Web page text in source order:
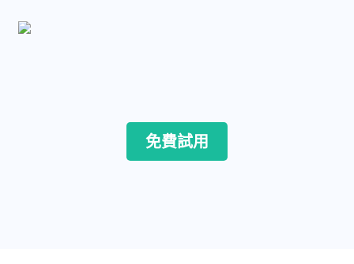
免費試用